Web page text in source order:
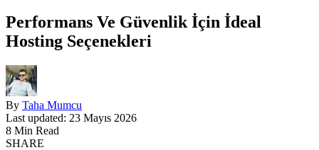
Performans Ve Güvenlik İçin İdeal
Hosting Seçenekleri
By Taha Mumcu
Last updated: 23 Mayıs 2026
8 Min Read
SHARE